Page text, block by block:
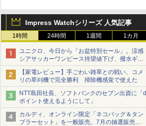
Impress Watchシリーズ 人気記事
1時間 24時間 1週間 1カ月
ユニクロ、今日から「お盆特別セール」。涼感
シアサッカーワンピース待望値下げ、撥水ギア
ショーツは1990円に
【家電レビュー】手ごわい雑草との戦い、コメ
リの草刈機で完全勝利 掃除機感覚で使えた
NTT島田社長、ソフトバンクのセブン出資に「d
ポイント使えるようにして」
カルディ、オンライン限定「ネコバッグ＆タン
ブラーセット」を一般販売。7月の抽選販売の